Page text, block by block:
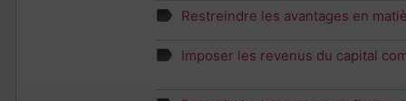
Restreindre les avantages en
Imposer les revenus du capital